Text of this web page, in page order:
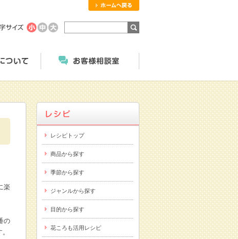
商品のご案内
にっこくについて
楽
の
レシピトップ
商品から探す
季節から探す
ジャンルから探す
目的から探す
花ころも活用レシピ